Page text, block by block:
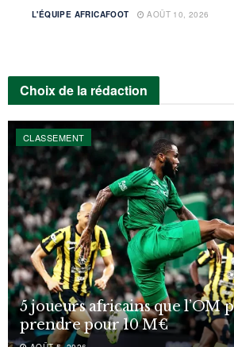
L'ÉQUIPE AFRICAFOOT AOÛT 10, 2026
Choix de la rédaction
CLASSEMENT
5 joueurs africains que l’OM
prendre pour 10 M€